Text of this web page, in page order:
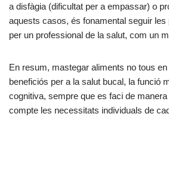
a disfàgia (dificultat per a empassar) o
aquests casos, és fonamental seguir les
per un professional de la salut, com un
En resum, mastegar aliments no tous
beneficiós per a la salut bucal, la funció
cognitiva, sempre que es faci de
compte les necessitats individuals de